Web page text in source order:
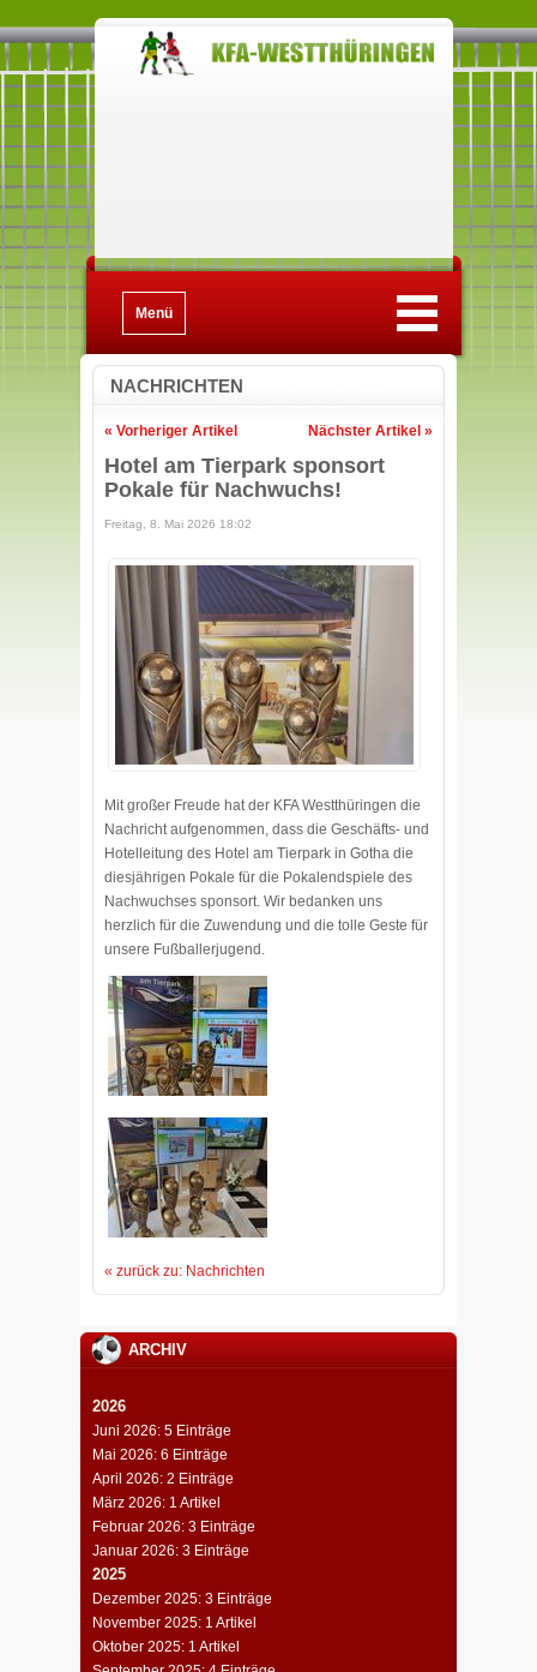
Menü
NACHRICHTEN
Nächster Artikel »
« Vorheriger Artikel
Hotel am Tierpark sponsort
Pokale für Nachwuchs!
Freitag, 8. Mai 2026 18:02
Mit großer Freude hat der KFA Westthüringen die
Nachricht aufgenommen, dass die Geschäfts- und
Hotelleitung des Hotel am Tierpark in Gotha die
diesjährigen Pokale für die Pokalendspiele des
Nachwuchses sponsort. Wir bedanken uns
herzlich für die Zuwendung und die tolle Geste für
unsere Fußballerjugend.
« zurück zu: Nachrichten
ARCHIV
2026
Juni 2026: 5 Einträge
Mai 2026: 6 Einträge
April 2026: 2 Einträge
März 2026: 1 Artikel
Februar 2026: 3 Einträge
Januar 2026: 3 Einträge
2025
Dezember 2025: 3 Einträge
November 2025: 1 Artikel
Oktober 2025: 1 Artikel